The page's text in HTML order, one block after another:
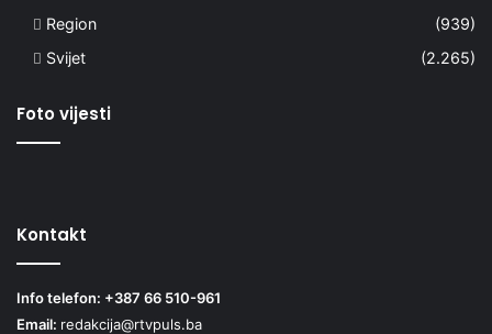
Region
(939)
Svijet
(2.265)
Foto vijesti
Kontakt
Info telefon: +387 66 510-961
Email: redakcija@rtvpuls.ba